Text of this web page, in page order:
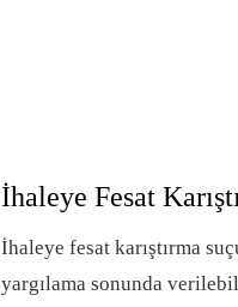
İhaleye Fesat
İhaleye fesat karıştırma
yargılama sonunda